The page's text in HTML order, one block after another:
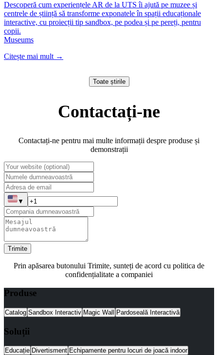
Descoperă cum experiențele AR de la UTS îi ajută pe muzee și
centrele de știință să transforme exponatele în spații educaționale
interactive, cu proiecții tip sandbox, pe podea și pe pereți, pentru
copii.
Museums
Citește mai mult →
Toate știrile
Contactați-ne
Contactați-ne pentru mai multe informații despre produse și
demonstrații
▼
Trimite
Prin apăsarea butonului Trimite, sunteți de acord cu politica de
confidențialitate a companiei
Produse
Catalog Sandbox Interactiv Magic Wall Pardoseală Interactivă
Soluții
Educație Divertisment Echipamente pentru locuri de joacă indoor